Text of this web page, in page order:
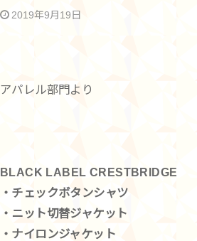
2019年9月19日
アパレル部門より
BLACK LABEL CRESTBRIDGE
・チェックボタンシャツ
・ニット切替ジャケット
・ナイロンジャケット